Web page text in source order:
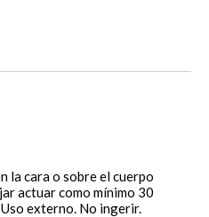
la cara o sobre el cuerpo
actuar como mínimo 30
externo. No ingerir.